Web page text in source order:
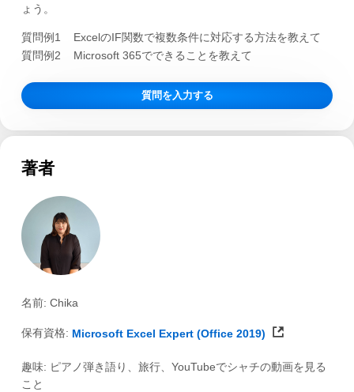
ょう。
質問例1
ExcelのIF関数で複数条件に対応する方法を教えて
質問例2
Microsoft 365でできることを教えて
質問を入力する
著者
名前: Chika
保有資格: Microsoft Excel Expert (Office 2019)
趣味: ピアノ弾き語り、旅行、YouTubeでシャチの動画を見る
こと